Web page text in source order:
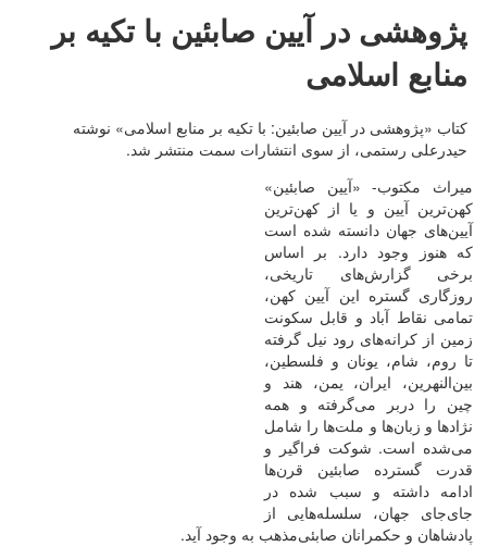
پژوهشی در آیین صابئین با تکیه بر
منابع اسلامی
کتاب «پژوهشی در آیین صابئین: با تکیه بر منابع اسلامی» نوشته
حیدرعلی رستمی، از سوی انتشارات سمت منتشر شد.
میراث مکتوب- «آیین صابئین»
کهن‌‌ترین آیین و یا از کهن‌‌ترین
آیین‌‌های جهان دانسته شده است
که هنوز وجود دارد. بر اساس
برخی گزارش‌‌های تاریخی،
روزگاری گستره این آیین کهن،
تمامی نقاط آباد و قابل سکونت
زمین از کرانه‌‌های رود نیل گرفته
تا روم، شام، یونان و فلسطین،
بین‌‌النهرین، ایران، یمن، هند و
چین را دربر می‌‌گرفته و همه
نژادها و زبان‌‌ها و ملت‌‌ها را شامل
می‌‌شده است. شوکت فراگیر و
قدرت گسترده صابئین قرن‌‌ها
ادامه داشته و سبب شده در
جای‌جای جهان، سلسله‌‌هایی از
پادشاهان و حکمرانان صابئی‌‌مذهب به وجود آید.